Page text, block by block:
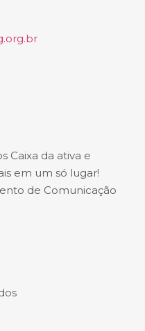
Caixa da ativa e
em um só lugar!
de Comunicação